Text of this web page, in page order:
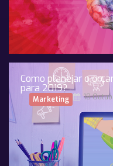
Como planejar o
para 2019?
Marketing 18